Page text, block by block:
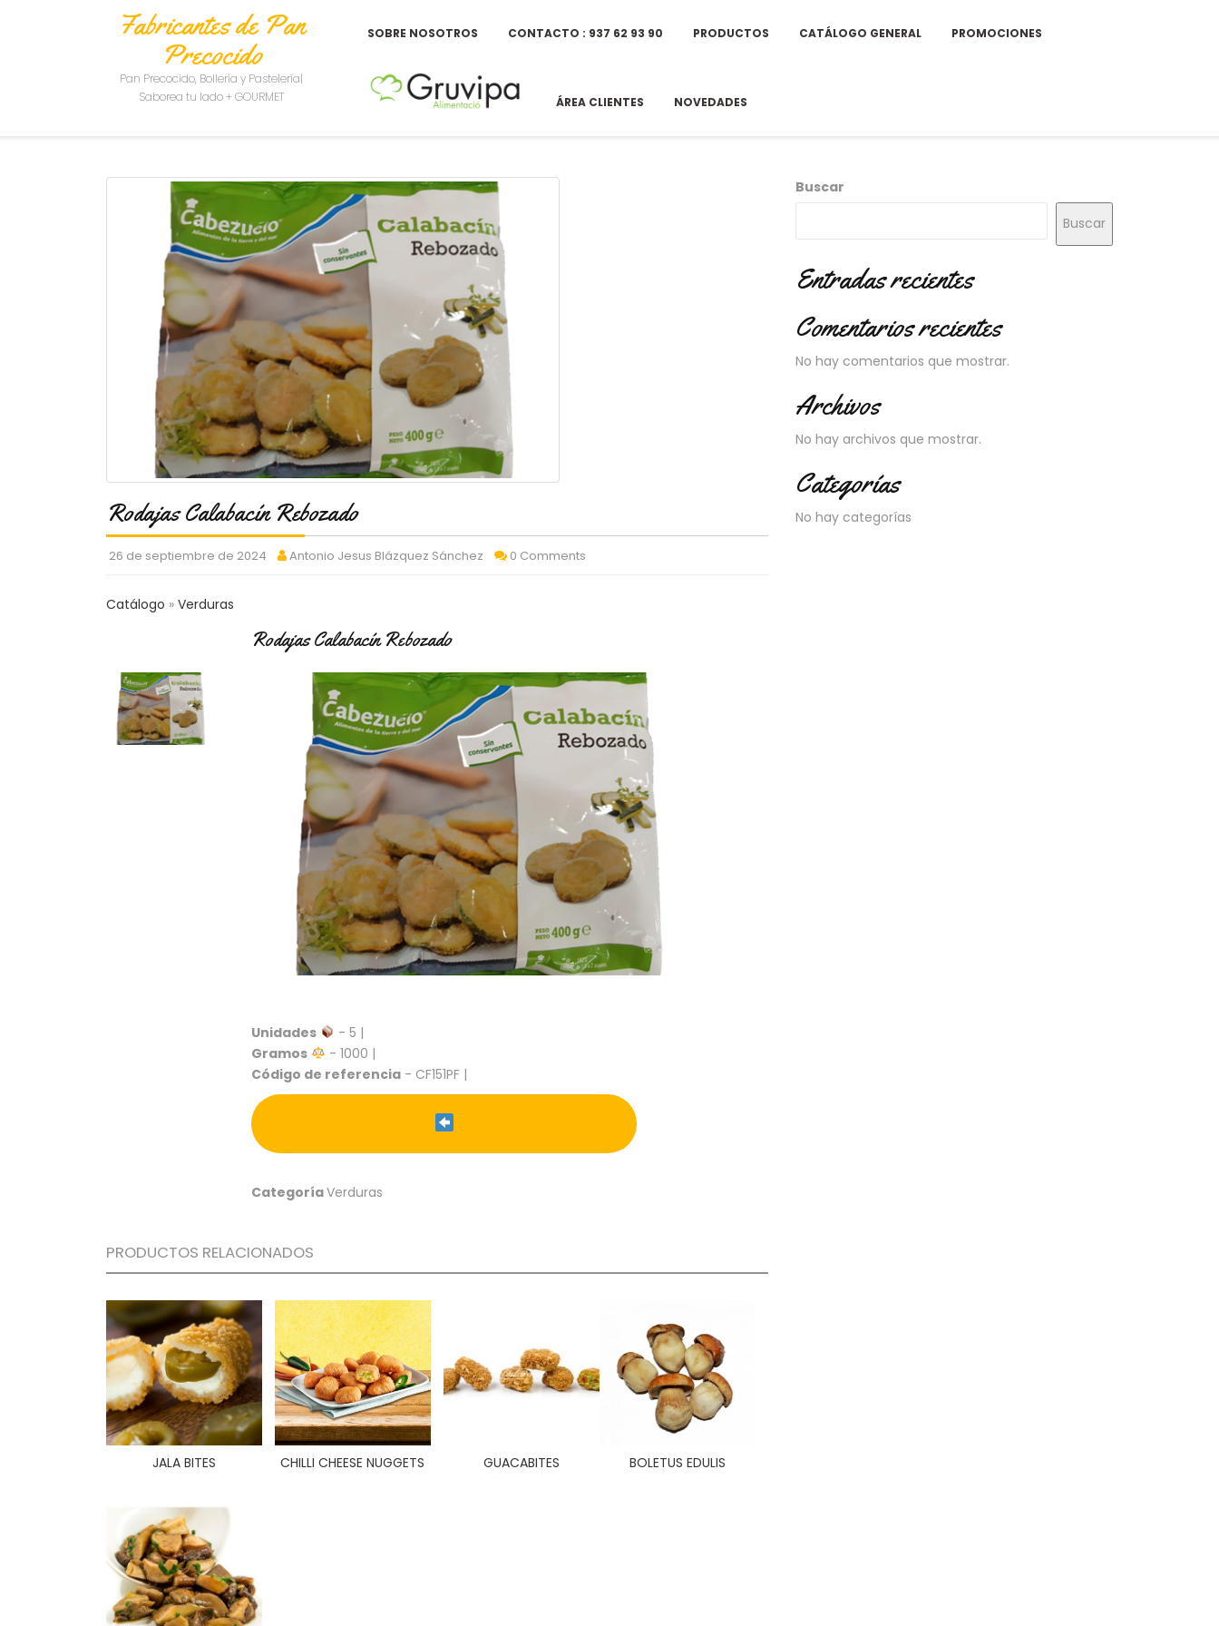
Fabricantes de Pan
Precocido
Pan Precocido, Bollería y Pastelería|
Saborea tu lado + GOURMET
SOBRE NOSOTROS CONTACTO : 937 62 93 90 PRODUCTOS CATÁLOGO GENERAL PROMOCIONES
ÁREA CLIENTES NOVEDADES
Rodajas Calabacín Rebozado
26 de septiembre de 2024 Antonio Jesus Blázquez Sánchez 0 Comments
Catálogo Verduras
Rodajas Calabacín Rebozado
Unidades
- 5 |
Gramos
- 1000 |
Código de referencia - CF151PF |
CategoríaVerduras
PRODUCTOS RELACIONADOS
JALA BITES CHILLI CHEESE NUGGETS GUACABITES BOLETUS EDULIS
Buscar
Buscar
Entradas recientes
Comentarios recientes
No hay comentarios que mostrar.
Archivos
No hay archivos que mostrar.
Categorías
No hay categorías